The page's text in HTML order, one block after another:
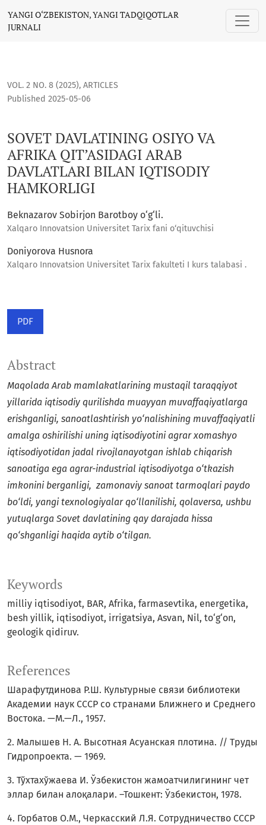
SOVET DAVLATINING OSIYO VA AFRIKA QIT’ASIDAGI ARAB
YANGI O‘ZBEKISTON, YANGI TADQIQOTLAR
JURNALI
VOL. 2 NO. 8 (2025), ARTICLES
SOVET DAVLATINING OSIYO VA
AFRIKA QIT’ASIDAGI ARAB
DAVLATLARI BILAN IQTISODIY
HAMKORLIGI
Published 2025-05-06
Beknazarov Sobirjon Barotboy o‘g‘li.
Xalqaro Innovatsion Universitet Tarix fani o‘qituvchisi
Doniyorova Husnora
Xalqaro Innovatsion Universitet Tarix fakulteti I kurs talabasi .
PDF
Keywords
milliy iqtisodiyot, BAR, Afrika, farmasevtika, energetika,
besh yillik, iqtisodiyot, irrigatsiya, Asvan, Nil, to‘g‘on,
geologik qidiruv.
Abstract
Maqolada Arab mamlakatlarining mustaqil taraqqiyot
yillarida iqtisodiy qurilishda muayyan muvaffaqiyatlarga
erishganligi, sanoatlashtirish yо‘nalishining muvaffaqiyatli
amalga oshirilishi uning iqtisodiyotini agrar xomashyo
iqtisodiyotidan jadal rivojlanayotgan ishlab chiqarish
sanoatiga ega agrar-industrial iqtisodiyotga о‘tkazish
imkonini berganligi, zamonaviy sanoat tarmoqlari paydo
bо‘ldi, yangi texnologiyalar qо‘llanilishi, qolaversa, ushbu
yutuqlarga Sovet davlatining qay darajada hissa
qo‘shganligi haqida aytib o‘tilgan.
References
Шарафутдинова Р.Ш. Культурные связи библиотеки
Академии наук СССР со странами Ближнего и Среднего
Востока. —М.—Л., 1957.
2. Малышев Н. А. Высотная Асуанская плотина. // Труды
Гидропроекта. — 1969.
3. Тўхтахўжаева И. Ўзбекистон жамоатчилигининг чет
эллар билан алоқалари. –Тошкент: Ўзбекистон, 1978.
4. Горбатов О.М., Черкасский Л.Я. Сотрудничество СССР